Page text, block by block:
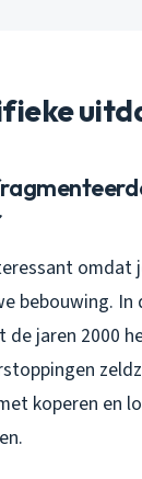
omdat
bebouwing. In
jaren 2000
koperen en